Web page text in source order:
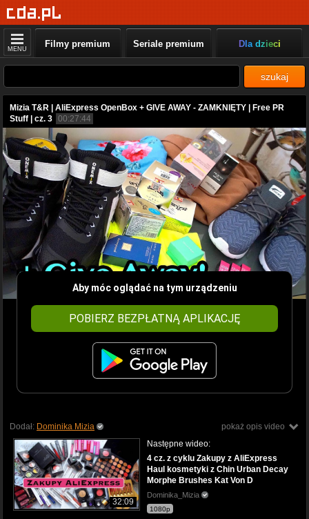
MENU Filmy premium Seriale premium Dla dzieci
szukaj
Mizia T&R | AliExpress OpenBox + GIVE AWAY - ZAMKNIĘTY | Free PR
Stuff | cz. 3 00:27:44
Aby móc oglądać na tym urządzeniu
POBIERZ BEZPŁATNĄ APLIKACJĘ
pokaż opis video
Dodał: Dominika Mizia
32:09
Następne wideo:
4 cz. z cyklu Zakupy z AliExpress
Haul kosmetyki z Chin Urban Decay
Morphe Brushes Kat Von D
Dominika_Mizia
1080p